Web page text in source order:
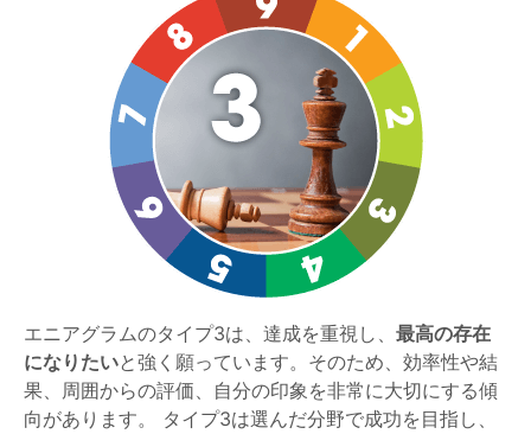
エニアグラムのタイプ3は、達成を重視し、 最高の存在
になりたいと強く願っています。そのため、効率性や結
果、周囲からの評価、自分の印象を非常に大切にする傾
向があります。 タイプ3は選んだ分野で成功を目指し、